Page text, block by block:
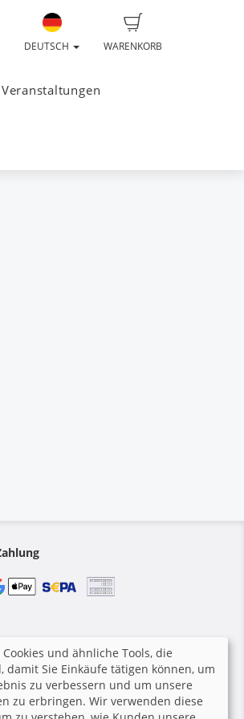
WARENKORB
DEUTSCH
Veranstaltungen
und ähnliche Tools, die
damit Sie Einkäufe tätigen können, um
zu verbessern und um unsere
zu erbringen. Wir verwenden diese